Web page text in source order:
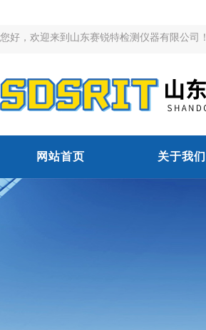
您好，欢迎来到山东赛锐特检测仪器有限公司！
网站首页 关于我们